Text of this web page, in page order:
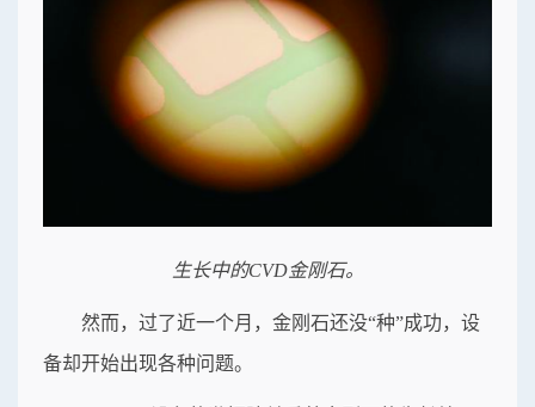
生长中的CVD金刚石。
然而，过了近一个月，金刚石还没“种”成功，设
备却开始出现各种问题。